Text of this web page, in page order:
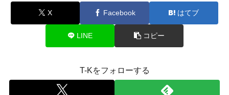
X Facebook はてブ
LINE コピー
T-Kをフォローする